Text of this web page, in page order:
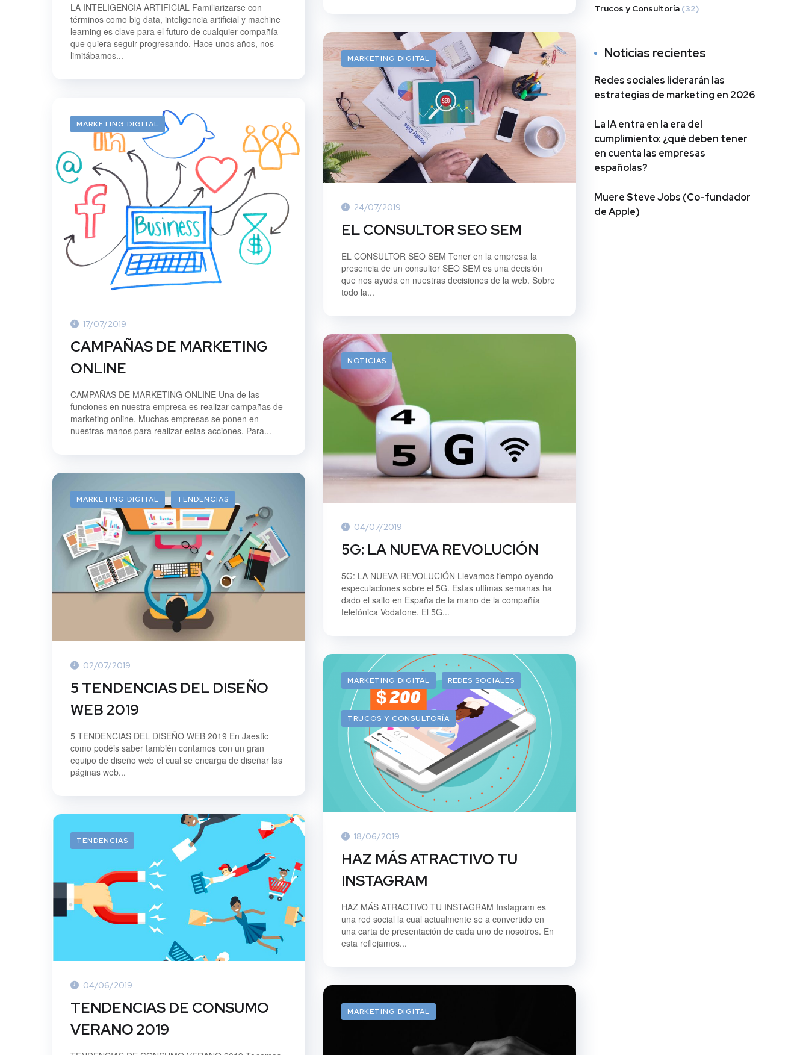
LA INTELIGENCIA ARTIFICIAL Familiarizarse con
términos como big data, inteligencia artificial y machine
learning es clave para el futuro de cualquier compañía
que quiera seguir progresando. Hace unos años, nos
limitábamos...
MARKETING DIGITAL
24/07/2019
EL CONSULTOR SEO SEM
EL CONSULTOR SEO SEM Tener en la empresa la
presencia de un consultor SEO SEM es una decisión
que nos ayuda en nuestras decisiones de la web. Sobre
todo la...
MARKETING DIGITAL
17/07/2019
CAMPAÑAS DE MARKETING
ONLINE
CAMPAÑAS DE MARKETING ONLINE Una de las
funciones en nuestra empresa es realizar campañas de
marketing online. Muchas empresas se ponen en
nuestras manos para realizar estas acciones. Para...
NOTICIAS
04/07/2019
5G: LA NUEVA REVOLUCIÓN
5G: LA NUEVA REVOLUCIÓN Llevamos tiempo oyendo
especulaciones sobre el 5G. Estas ultimas semanas ha
dado el salto en España de la mano de la compañía
telefónica Vodafone. El 5G...
MARKETING DIGITAL TENDENCIAS
02/07/2019
5 TENDENCIAS DEL DISEÑO
WEB 2019
5 TENDENCIAS DEL DISEÑO WEB 2019 En Jaestic
como podéis saber también contamos con un gran
equipo de diseño web el cual se encarga de diseñar las
páginas web...
MARKETING DIGITAL REDES SOCIALES
TRUCOS Y CONSULTORÍA
18/06/2019
HAZ MÁS ATRACTIVO TU
INSTAGRAM
HAZ MÁS ATRACTIVO TU INSTAGRAM Instagram es
una red social la cual actualmente se a convertido en
una carta de presentación de cada uno de nosotros. En
esta reflejamos...
TENDENCIAS
04/06/2019
TENDENCIAS DE CONSUMO
VERANO 2019
MARKETING DIGITAL
Trucos y Consultoría (32)
Noticias recientes
Redes sociales liderarán las
estrategias de marketing en 2026
La IA entra en la era del
cumplimiento: ¿qué deben tener
en cuenta las empresas
españolas?
Muere Steve Jobs (Co-fundador
de Apple)